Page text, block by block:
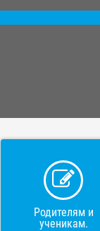
Родителям и
ученикам.